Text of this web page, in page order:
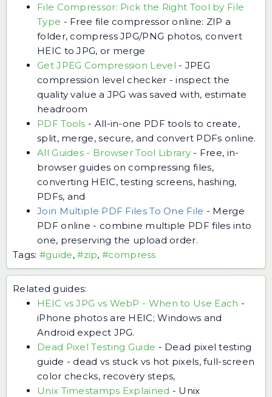
File Compressor: Pick the Right Tool by File
Type - Free file compressor online: ZIP a
folder, compress JPG/PNG photos, convert
HEIC to JPG, or merge
Get JPEG Compression Level - JPEG
compression level checker - inspect the
quality value a JPG was saved with, estimate
headroom
PDF Tools - All-in-one PDF tools to create,
split, merge, secure, and convert PDFs online.
All Guides - Browser Tool Library- Free, in-
browser guides on compressing files,
converting HEIC, testing screens, hashing,
PDFs, and
Join Multiple PDF Files To One File - Merge
PDF online - combine multiple PDF files into
one, preserving the upload order.
Tags: #guide,#zip,#compress
Related guides:
HEIC vs JPG vs WebP - When to Use Each -
iPhone photos are HEIC; Windows and
Android expect JPG.
Dead Pixel Testing Guide - Dead pixel testing
guide - dead vs stuck vs hot pixels, full-screen
color checks, recovery steps,
Unix Timestamps Explained - Unix